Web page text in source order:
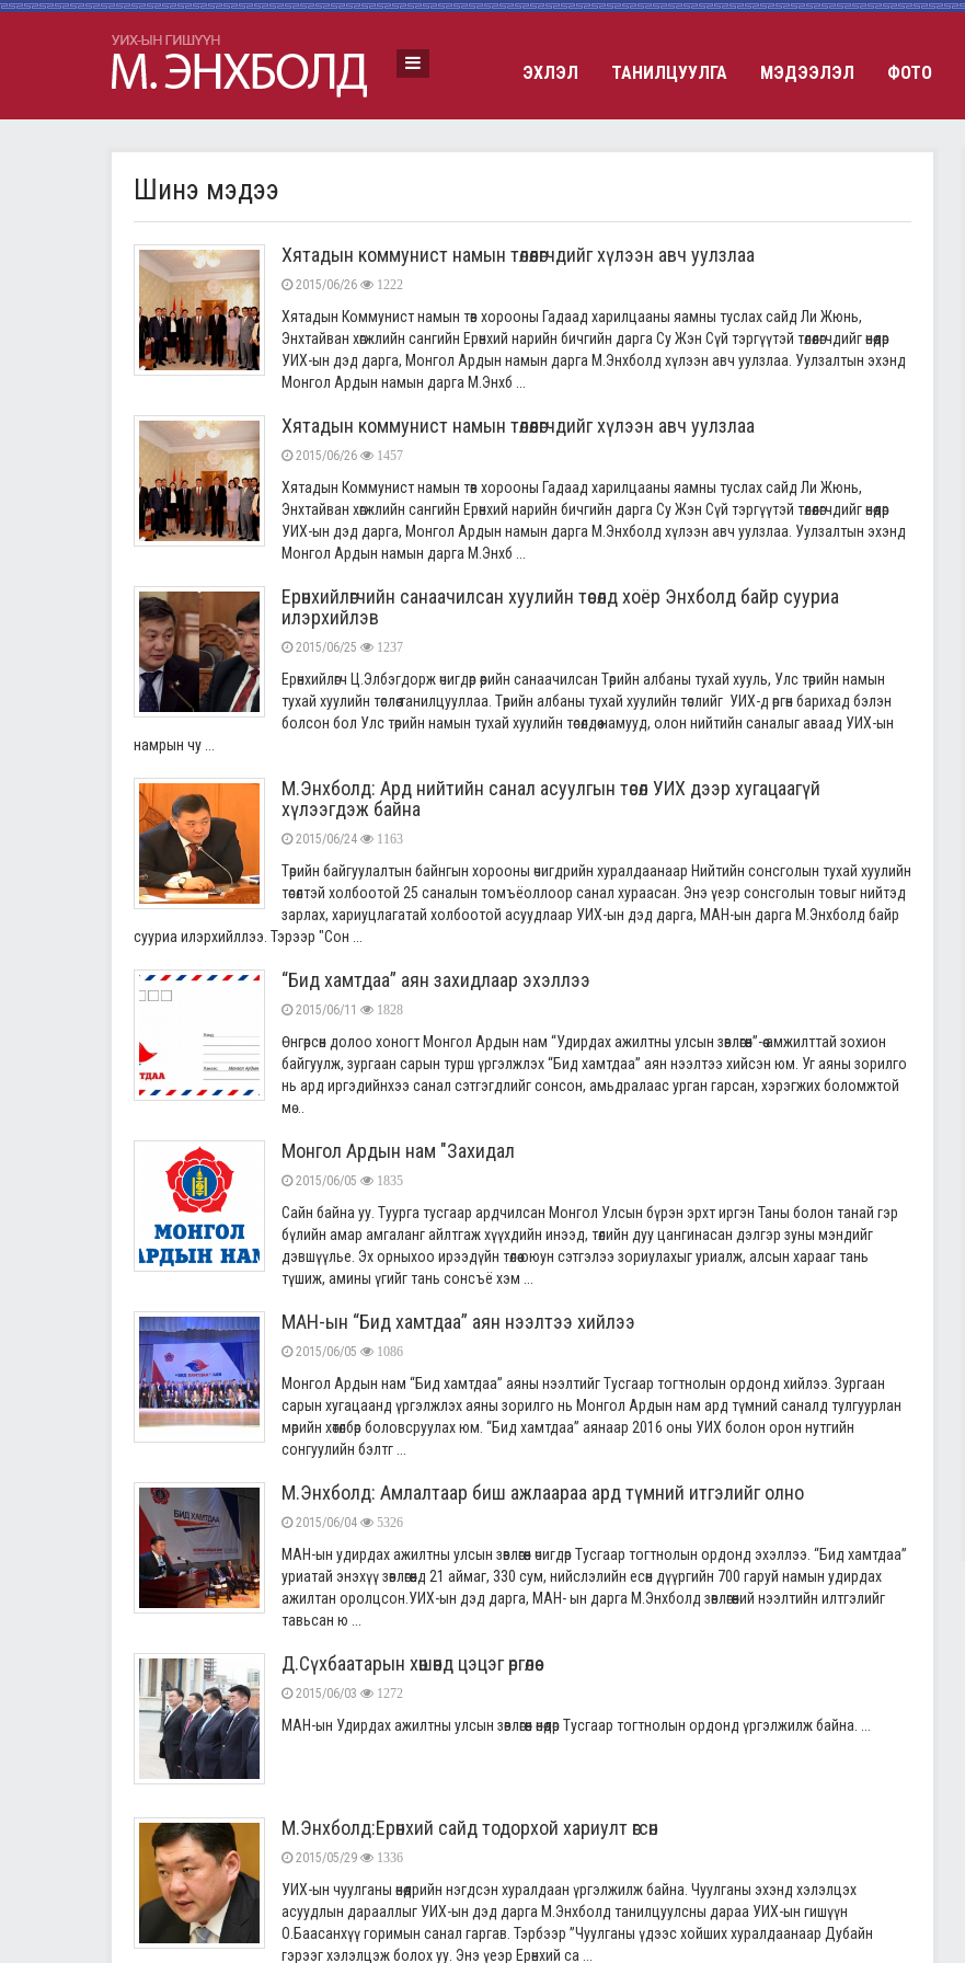
ЭХЛЭЛ ТАНИЛЦУУЛГА МЭДЭЭЛЭЛ ФОТО
Шинэ мэдээ
Хятадын коммунист намын төлөөлөгчдийг хүлээн авч уулзлаа
2015/06/26 1222
Хятадын Коммунист намын төв хорооны Гадаад харилцааны яамны туслах сайд Ли Жюнь,
Энхтайван хөгжлийн сангийн Ерөнхий нарийн бичгийн дарга Су Жэн Сүй тэргүүтэй төлөөлөгчдийг өнөөдөр
УИХ-ын дэд дарга, Монгол Ардын намын дарга М.Энхболд хүлээн авч уулзлаа. Уулзалтын эхэнд
Монгол Ардын намын дарга М.Энхб ...
Хятадын коммунист намын төлөөлөгчдийг хүлээн авч уулзлаа
2015/06/26 1457
Хятадын Коммунист намын төв хорооны Гадаад харилцааны яамны туслах сайд Ли Жюнь,
Энхтайван хөгжлийн сангийн Ерөнхий нарийн бичгийн дарга Су Жэн Сүй тэргүүтэй төлөөлөгчдийг өнөөдөр
УИХ-ын дэд дарга, Монгол Ардын намын дарга М.Энхболд хүлээн авч уулзлаа. Уулзалтын эхэнд
Монгол Ардын намын дарга М.Энхб ...
Ерөнхийлөгчийн санаачилсан хуулийн төсөлд хоёр Энхболд байр сууриа
илэрхийлэв
2015/06/25 1237
Ерөнхийлөгч Ц.Элбэгдорж өчигдөр өөрийн санаачилсан Төрийн албаны тухай хууль, Улс төрийн намын
тухай хуулийн төслөө танилцууллаа. Төрийн албаны тухай хуулийн төслийг УИХ-д өргөн барихад бэлэн
болсон бол Улс төрийн намын тухай хуулийн төсөлдөө намууд, олон нийтийн саналыг аваад УИХ-ын
намрын чу ...
М.Энхболд: Ард нийтийн санал асуулгын төсөл УИХ дээр хугацаагүй
хүлээгдэж байна
2015/06/24 1163
Төрийн байгуулалтын байнгын хорооны өчигдрийн хуралдаанаар Нийтийн сонсголын тухай хуулийн
төсөлтэй холбоотой 25 саналын томъёоллоор санал хураасан. Энэ үеэр сонсголын товыг нийтэд
зарлах, хариуцлагатай холбоотой асуудлаар УИХ-ын дэд дарга, МАН-ын дарга М.Энхболд байр
сууриа илэрхийллээ. Тэрээр "Сон ...
“Бид хамтдаа” аян захидлаар эхэллээ
2015/06/11 1828
Өнгөрсөн долоо хоногт Монгол Ардын нам “Удирдах ажилтны улсын зөвлөгөөн”-өө амжилттай зохион
байгуулж, зургаан сарын турш үргэлжлэх “Бид хамтдаа” аян нээлтээ хийсэн юм. Уг аяны зорилго
нь ард иргэдийнхээ санал сэтгэгдлийг сонсон, амьдралаас урган гарсан, хэрэгжих боломжтой
мө ...
Монгол Ардын нам "Захидал
2015/06/05 1835
Сайн байна уу. Туурга тусгаар ардчилсан Монгол Улсын бүрэн эрхт иргэн Таны болон танай гэр
бүлийн амар амгаланг айлтгаж хүүхдийн инээд, төлийн дуу цангинасан дэлгэр зуны мэндийг
дэвшүүлье. Эх орныхоо ирээдүйн төлөө оюун сэтгэлээ зориулахыг уриалж, алсын харааг тань
түшиж, амины үгийг тань сонсъё хэм ...
МАН-ын “Бид хамтдаа” аян нээлтээ хийлээ
2015/06/05 1086
Монгол Ардын нам “Бид хамтдаа” аяны нээлтийг Тусгаар тогтнолын ордонд хийлээ. Зургаан
сарын хугацаанд үргэлжлэх аяны зорилго нь Монгол Ардын нам ард түмний саналд тулгуурлан
мөрийн хөтөлбөр боловсруулах юм. “Бид хамтдаа” аянаар 2016 оны УИХ болон орон нутгийн
сонгуулийн бэлтг ...
М.Энхболд: Амлалтаар биш ажлаараа ард түмний итгэлийг олно
2015/06/04 5326
МАН-ын удирдах ажилтны улсын зөвлөгөөн өчигдөр Тусгаар тогтнолын ордонд эхэллээ. “Бид хамтдаа”
уриатай энэхүү зөвлөгөөнд 21 аймаг, 330 сум, нийслэлийн есөн дүүргийн 700 гаруй намын удирдах
ажилтан оролцсон.УИХ-ын дэд дарга, МАН- ын дарга М.Энхболд зөвлөгөөний нээлтийн илтгэлийг
тавьсан ю ...
Д.Сүхбаатарын хөшөөнд цэцэг өргөлөө
2015/06/03 1272
МАН-ын Удирдах ажилтны улсын зөвлөгөөн өнөөдөр Тусгаар тогтнолын ордонд үргэлжилж байна. ...
М.Энхболд:Ерөнхий сайд тодорхой хариулт өгсөн
2015/05/29 1336
УИХ-ын чуулганы өнөөдрийн нэгдсэн хуралдаан үргэлжилж байна. Чуулганы эхэнд хэлэлцэх
асуудлын дарааллыг УИХ-ын дэд дарга М.Энхболд танилцуулсны дараа УИХ-ын гишүүн
О.Баасанхүү горимын санал гаргав. Тэрбээр ”Чуулганы үдээс хойших хуралдаанаар Дубайн
гэрээг хэлэлцэж болох уу. Энэ үеэр Ерөнхий са ...